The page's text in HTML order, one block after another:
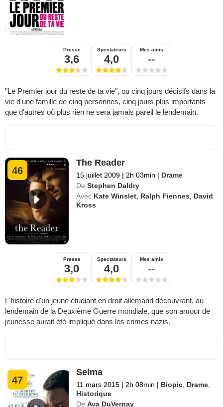
Presse
3,6
Spectateurs
4,0
Mes amis
--
"Le Premier jour du reste de ta vie", ou cinq jours décisifs dans la
vie d'une famille de cinq personnes, cinq jours plus importants
que d'autres où plus rien ne sera jamais pareil le lendemain.
46
The Reader
15 juillet 2009 | 2h 03min | Drame
De Stephen Daldry
Avec Kate Winslet Ralph Fiennes
David
Kross
Presse
3,0
Spectateurs
4,0
Mes amis
--
L'histoire d'un jeune étudiant en droit allemand découvrant, au
lendemain de la Deuxième Guerre mondiale, que son amour de
jeunesse aurait été impliqué dans les crimes nazis.
47
Selma
11 mars 2015 | 2h 08min | Biopic Drame
Historique
De Ava DuVernay